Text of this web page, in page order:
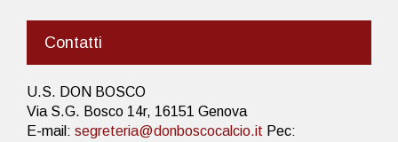
Contatti
U.S. DON BOSCO
Via S.G. Bosco 14r, 16151 Genova
E-mail: segreteria@donboscocalcio.it Pec: